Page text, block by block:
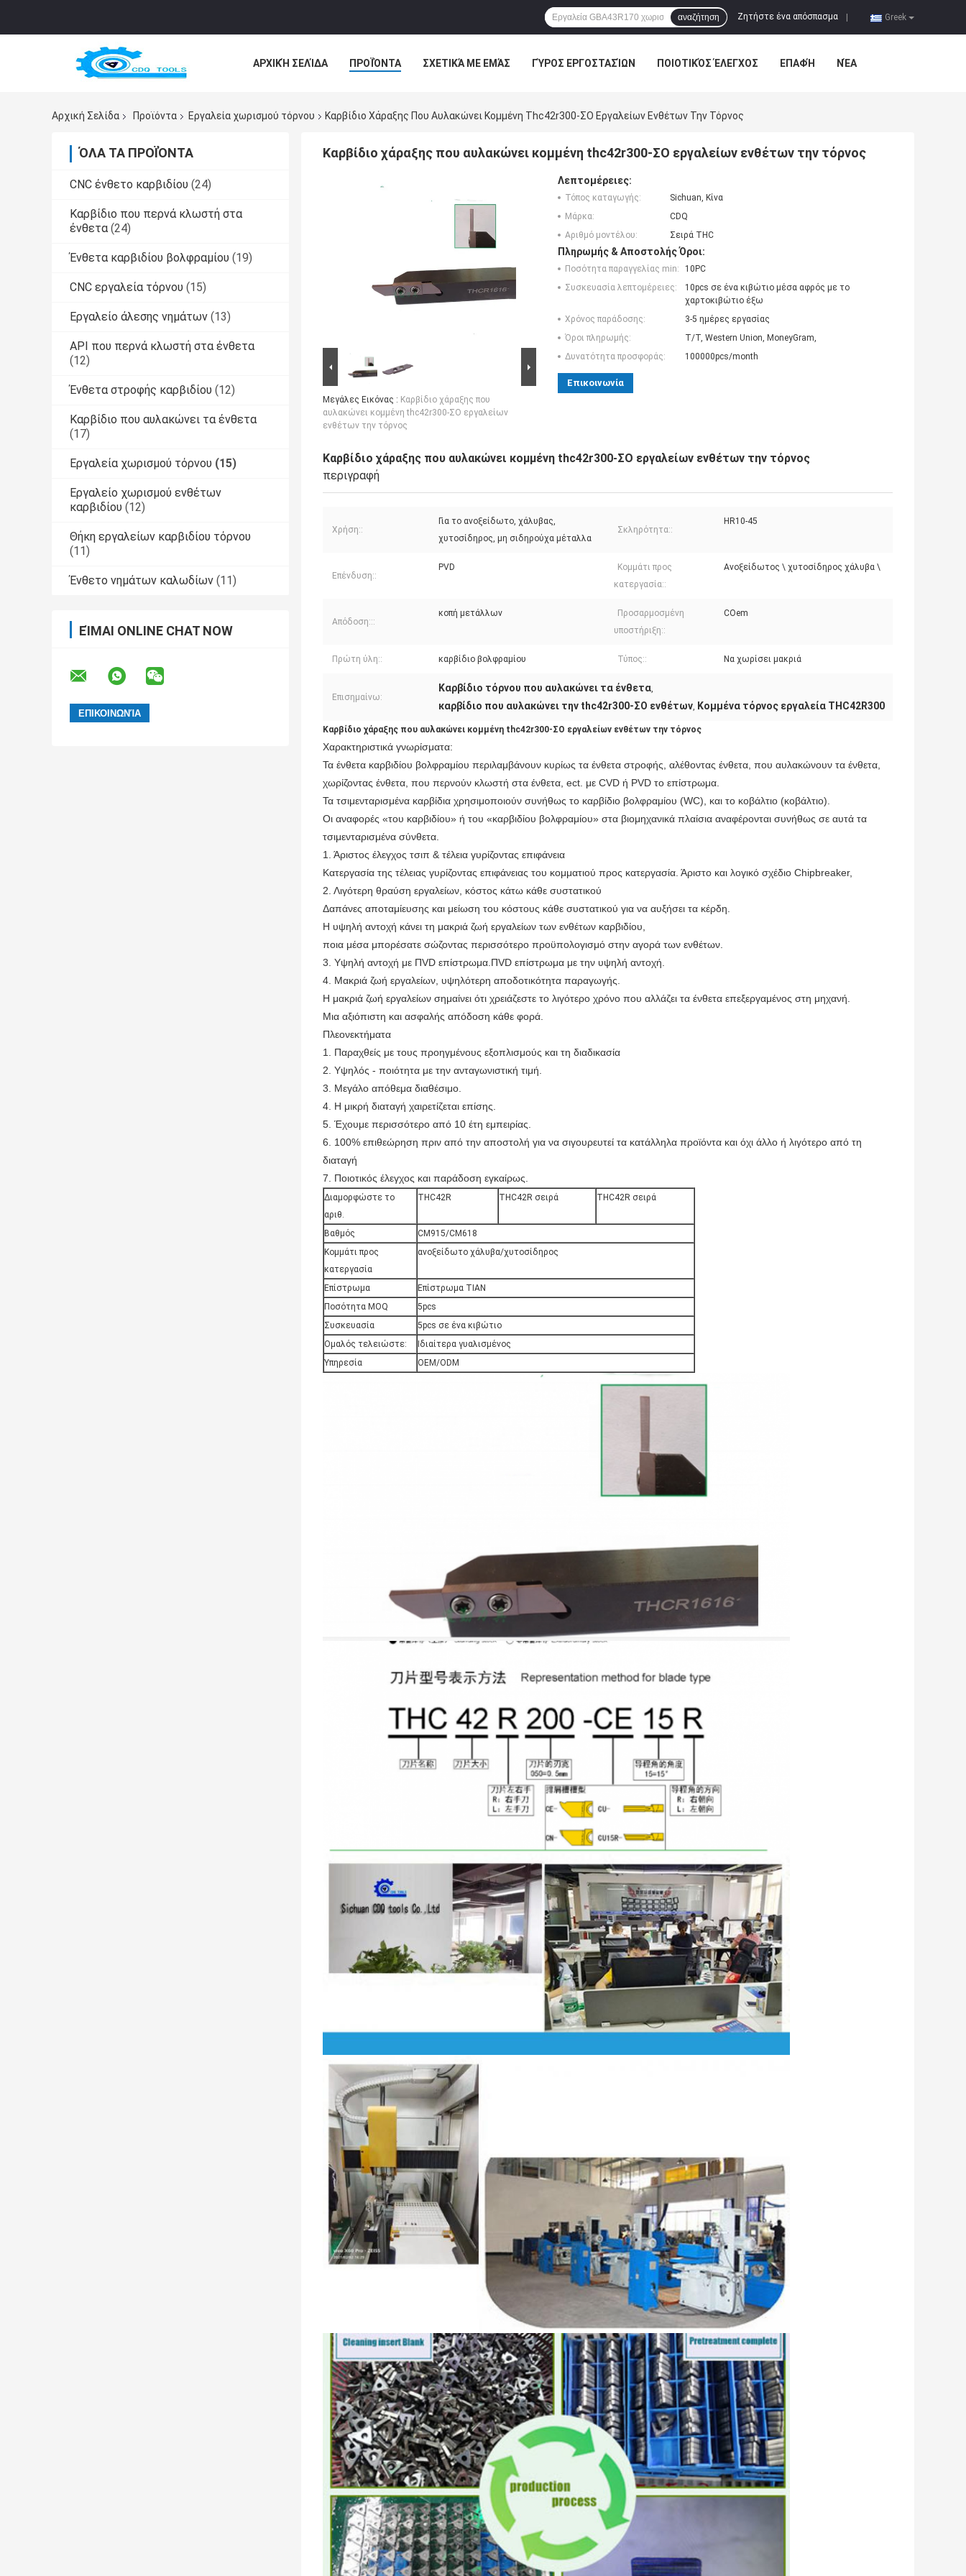
Greek
Ζητήστε ένα απόσπασμα
αναζήτηση
ΑΡΧΙΚΉ ΣΕΛΊΔΑ ΠΡΟΪΌΝΤΑ ΣΧΕΤΙΚΆ ΜΕ ΕΜΆΣ ΓΎΡΟΣ ΕΡΓΟΣΤΑΣΊΩΝ ΠΟΙΟΤΙΚΌΣ ΈΛΕΓΧΟΣ ΕΠΑΦΉ ΝΈΑ
Αρχική Σελίδα
Προϊόντα Εργαλεία χωρισμού τόρνου Καρβίδιο Χάραξης Που Αυλακώνει Κομμένη Thc42r300-ΣΟ Εργαλείων Ενθέτων Την Τόρνος
ΌΛΑ ΤΑ ΠΡΟΪΌΝΤΑ
CNC ένθετο καρβιδίου (24)
Καρβίδιο που περνά κλωστή στα
ένθετα (24)
Ένθετα καρβιδίου βολφραμίου (19)
CNC εργαλεία τόρνου (15)
Εργαλείο άλεσης νημάτων (13)
API που περνά κλωστή στα ένθετα
(12)
Ένθετα στροφής καρβιδίου (12)
Καρβίδιο που αυλακώνει τα ένθετα
(17)
Εργαλεία χωρισμού τόρνου (15)
Εργαλείο χωρισμού ενθέτων
καρβιδίου (12)
Θήκη εργαλείων καρβιδίου τόρνου
(11)
Ένθετο νημάτων καλωδίων (11)
ΕΊΜΑΙ ONLINE CHAT NOW
Καρβίδιο χάραξης που αυλακώνει κομμένη thc42r300-ΣΟ εργαλείων ενθέτων την τόρνος
Μεγάλες Εικόνας : Καρβίδιο χάραξης που
αυλακώνει κομμένη thc42r300-ΣΟ εργαλείων
ενθέτων την τόρνος
Λεπτομέρειες:
Τόπος καταγωγής:
Sichuan, Κίνα
Μάρκα:
CDQ
Αριθμό μοντέλου:
Σειρά THC
Πληρωμής & Αποστολής Όροι:
Ποσότητα παραγγελίας min:
10PC
Συσκευασία λεπτομέρειες:
10pcs σε ένα κιβώτιο μέσα αφρός με το
χαρτοκιβώτιο έξω
Χρόνος παράδοσης:
3-5 ημέρες εργασίας
Όροι πληρωμής:
T/T, Western Union, MoneyGram,
Δυνατότητα προσφοράς:
100000pcs/month
Επικοινωνία
Καρβίδιο χάραξης που αυλακώνει κομμένη thc42r300-ΣΟ εργαλείων ενθέτων την τόρνος
περιγραφή
Χρήση::
Για το ανοξείδωτο, χάλυβας,
χυτοσίδηρος, μη σιδηρούχα μέταλλα
Σκληρότητα::
HR10-45
Επένδυση::
PVD
Κομμάτι προς
κατεργασία::
Ανοξείδωτος \ χυτοσίδηρος χάλυβα \
Απόδοση:::
κοπή μετάλλων
Προσαρμοσμένη
υποστήριξη::
COem
Πρώτη ύλη:: καρβίδιο βολφραμίου Τύπος:: Να χωρίσει μακριά
Επισημαίνω:
Καρβίδιο τόρνου που αυλακώνει τα ένθετα,
καρβίδιο που αυλακώνει την thc42r300-ΣΟ ενθέτων, Κομμένα τόρνος εργαλεία THC42R300
Καρβίδιο χάραξης που αυλακώνει κομμένη thc42r300-ΣΟ εργαλείων ενθέτων την τόρνος
Χαρακτηριστικά γνωρίσματα:
Τα ένθετα καρβιδίου βολφραμίου περιλαμβάνουν κυρίως τα ένθετα στροφής, αλέθοντας ένθετα, που αυλακώνουν τα ένθετα,
χωρίζοντας ένθετα, που περνούν κλωστή στα ένθετα, ect. με CVD ή PVD το επίστρωμα.
Τα τσιμενταρισμένα καρβίδια χρησιμοποιούν συνήθως το καρβίδιο βολφραμίου (WC), και το κοβάλτιο (κοβάλτιο).
Οι αναφορές «του καρβιδίου» ή του «καρβιδίου βολφραμίου» στα βιομηχανικά πλαίσια αναφέρονται συνήθως σε αυτά τα
τσιμενταρισμένα σύνθετα.
1. Άριστος έλεγχος τσιπ & τέλεια γυρίζοντας επιφάνεια
Κατεργασία της τέλειας γυρίζοντας επιφάνειας του κομματιού προς κατεργασία. Άριστο και λογικό σχέδιο Chipbreaker,
2. Λιγότερη θραύση εργαλείων, κόστος κάτω κάθε συστατικού
Δαπάνες αποταμίευσης και μείωση του κόστους κάθε συστατικού για να αυξήσει τα κέρδη.
Η υψηλή αντοχή κάνει τη μακριά ζωή εργαλείων των ενθέτων καρβιδίου,
ποια μέσα μπορέσατε σώζοντας περισσότερο προϋπολογισμό στην αγορά των ενθέτων.
3. Υψηλή αντοχή με ΠVD επίστρωμα.ΠVD επίστρωμα με την υψηλή αντοχή.
4. Μακριά ζωή εργαλείων, υψηλότερη αποδοτικότητα παραγωγής.
Η μακριά ζωή εργαλείων σημαίνει ότι χρειάζεστε το λιγότερο χρόνο που αλλάζει τα ένθετα επεξεργαμένος στη μηχανή.
Μια αξιόπιστη και ασφαλής απόδοση κάθε φορά.
Πλεονεκτήματα
1. Παραχθείς με τους προηγμένους εξοπλισμούς και τη διαδικασία
2. Υψηλός - ποιότητα με την ανταγωνιστική τιμή.
3. Μεγάλο απόθεμα διαθέσιμο.
4. Η μικρή διαταγή χαιρετίζεται επίσης.
5. Έχουμε περισσότερο από 10 έτη εμπειρίας.
6. 100% επιθεώρηση πριν από την αποστολή για να σιγουρευτεί τα κατάλληλα προϊόντα και όχι άλλο ή λιγότερο από τη
διαταγή
7. Ποιοτικός έλεγχος και παράδοση εγκαίρως.
Διαμορφώστε το
αριθ.
THC42R THC42R σειρά THC42R σειρά
Βαθμός
CM915/CM618
Κομμάτι προς
κατεργασία
ανοξείδωτο χάλυβα/χυτοσίδηρος
Επίστρωμα
Επίστρωμα TIAN
Ποσότητα MOQ
5pcs
Συσκευασία
5pcs σε ένα κιβώτιο
Ομαλός τελειώστε:
Ιδιαίτερα γυαλισμένος
Υπηρεσία
OEM/ODM